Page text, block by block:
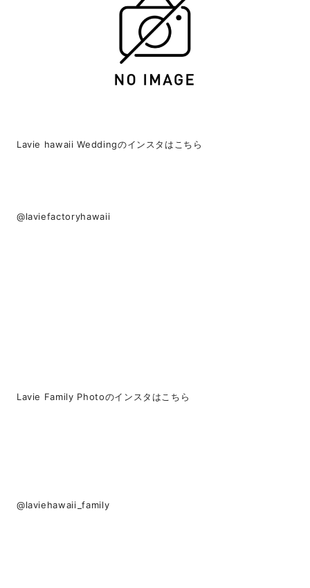
Lavie hawaii Weddingのインスタはこちら
@laviefactoryhawaii
Lavie Family Photoのインスタはこちら
@laviehawaii_family